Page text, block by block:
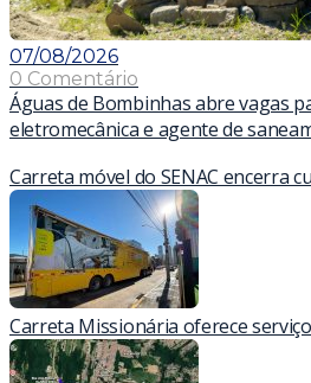
07/08/2026
0 Comentário
Águas de Bombinhas abre vagas
eletromecânica e agente de
Carreta móvel do SENAC encerra
Carreta Missionária oferece